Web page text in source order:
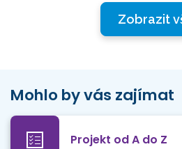
Zobrazit
Mohlo by vás zajímat
Projekt od A do Z